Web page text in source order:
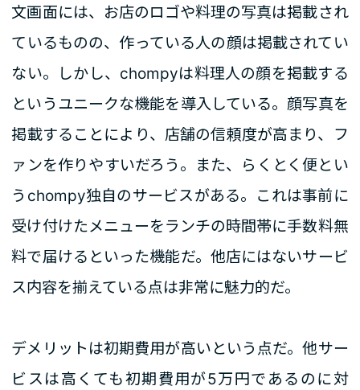
文画面には、お店のロゴや料理の写真は掲載され
ているものの、作っている人の顔は掲載されてい
ない。しかし、chompyは料理人の顔を掲載する
というユニークな機能を導入している。顔写真を
掲載することにより、店舗の信頼度が高まり、フ
ァンを作りやすいだろう。また、らくとく便とい
うchompy独自のサービスがある。これは事前に
受け付けたメニューをランチの時間帯に手数料無
料で届けるといった機能だ。他店にはないサービ
ス内容を揃えている点は非常に魅力的だ。
デメリットは初期費用が高いという点だ。他サー
ビスは高くても初期費用が5万円であるのに対